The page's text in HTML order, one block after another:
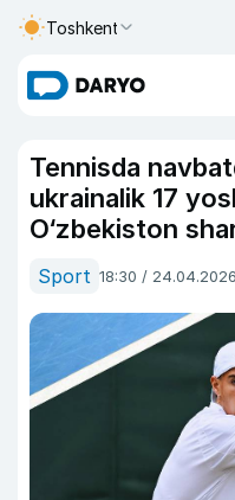
Toshkent
Tennisda
ukrainalik 17
O‘zbekiston
Sport 18:30 / 24.04.2026